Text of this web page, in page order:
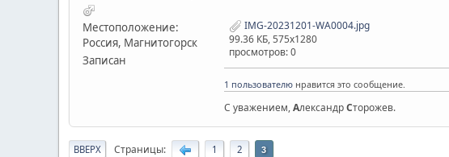
Местоположение:
Россия, Магнитогорск
Записан
IMG-20231201-WA0004.jpg
99.36 КБ, 575x1280
просмотров: 0
1 пользователю нравится это сообщение.
С уважением,АлександрСторожев.
ВВЕРХ Страницы 1 2 3